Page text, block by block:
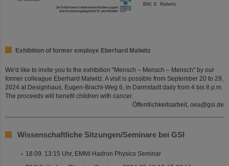
Bild: E. Malwitz
Exhibition of former employe Eberhard Malwitz
We'd like to invite you to the exhibition "Mensch – Mensch – Mensch" by our
former colleague Eberhard Malwitz. A visit is possible from September 20 to 29,
2024 at Designhaus, Eugen-Bracht-Weg 6, in Darmstadt daily from 4 bis 8 p.m.
The proceeds will benefit children with cancer.
Öffentlichkeitsarbeit, oea@gsi.de
Wissenschaftliche Sitzungen/Seminare bei GSI
18.09. 13:15 Uhr, EMMI Hadron Physics Seminar